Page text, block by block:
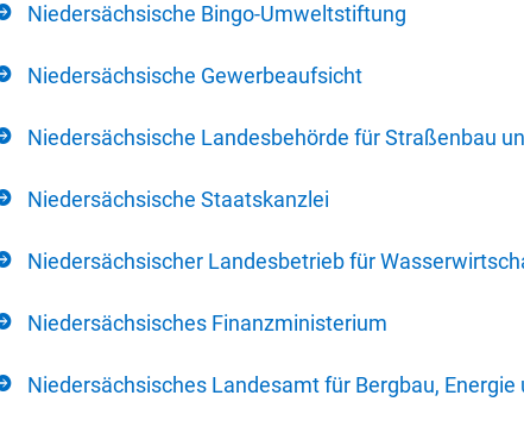
Niedersächsische Bingo-Umweltstiftung
Niedersächsische Gewerbeaufsicht
Niedersächsische Landesbehörde für Straßenbau
Niedersächsische Staatskanzlei
Niedersächsischer Landesbetrieb für
Niedersächsisches Finanzministerium
Niedersächsisches Landesamt für Bergbau, Energie